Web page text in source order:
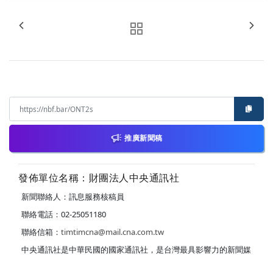
推廣新聞稿
發佈單位名稱：財團法人中央通訊社
新聞聯絡人：訊息服務核稿員
聯絡電話：02-25051180
聯絡信箱： timtimcna@mail.cna.com.tw
中央通訊社是中華民國的國家通訊社，是台灣最具影響力的新聞媒